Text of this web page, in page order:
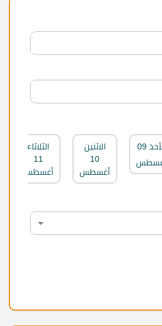
09
الاثنين
10
أغسطس
الثلاثاء
11
أغسطس